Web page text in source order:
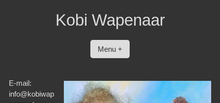
Kobi Wapenaar
Menu +
E-mail:
info@kobiwap